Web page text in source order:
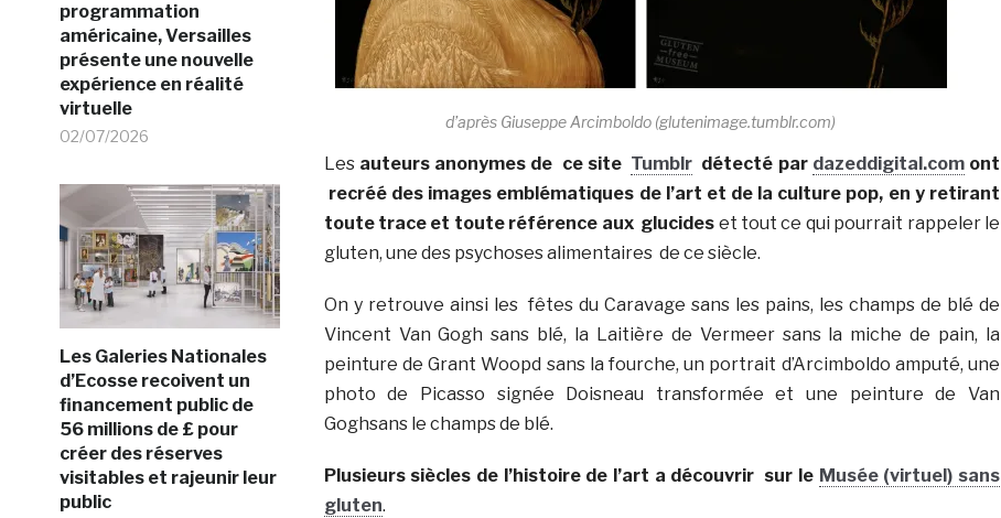
programmation
américaine, Versailles
présente une nouvelle
expérience en réalité
virtuelle
02/07/2026
Les Galeries Nationales
d’Ecosse recoivent un
financement public de
56 millions de £ pour
créer des réserves
visitables et rajeunir leur
public
d’après Giuseppe Arcimboldo (glutenimage.tumblr.com)
Les auteurs anonymes de ce site Tumblr détecté par dazeddigital.comont
recréé des images emblématiques de l’art et de la culture pop, en y retirant
toute trace et toute référence aux glucides et tout ce qui pourrait rappeler le
gluten, une des psychoses alimentaires de ce siècle.
On y retrouve ainsi les fêtes du Caravage sans les pains, les champs de blé de
Vincent Van Gogh sans blé, la Laitière de Vermeer sans la miche de pain, la
peinture de Grant Woopd sans la fourche, un portrait d’Arcimboldo amputé, une
photo de Picasso signée Doisneau transformée et une peinture de Van
Goghsans le champs de blé.
Plusieurs siècles de l’histoire de l’art a découvrir sur le Musée (virtuel) sans
gluten.